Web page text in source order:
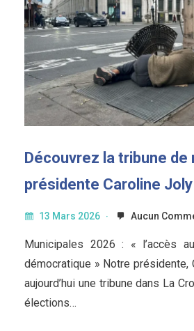
Découvrez la tribune de
présidente Caroline
13 Mars 2026 Aucun
Municipales 2026 : « l’accès
démocratique » Notre présidente,
aujourd’hui une tribune dans La
élections…